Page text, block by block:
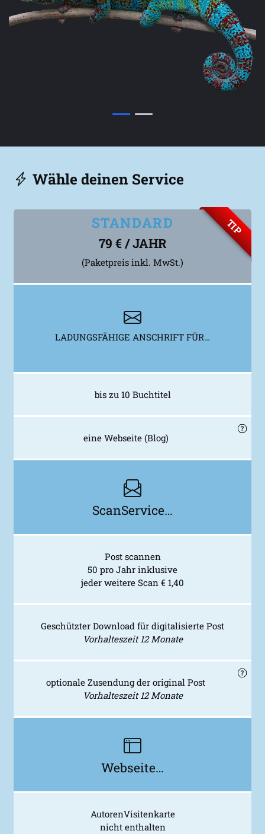
Wähle deinen Service
TIP
STANDARD
79 € / JAHR
(Paketpreis inkl. MwSt.)
LADUNGSFÄHIGE ANSCHRIFT FÜR…
bis zu 10 Buchtitel
eine Webseite (Blog)
ScanService…
Post scannen
50 pro Jahr inklusive
jeder weitere Scan € 1,40
Geschützter Download für digitalisierte Post
Vorhalteszeit 12 Monate
optionale Zusendung der original Post
Vorhalteszeit 12 Monate
Webseite…
AutorenVisitenkarte
nicht enthalten